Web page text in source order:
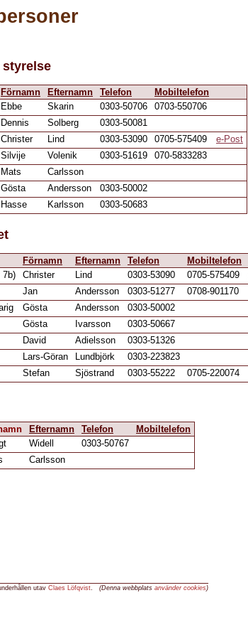
styrelse
Förnamn Efternamn Telefon
Mobiltelefon
Ebbe Skarin 0303-50706
0703-550706
Dennis Solberg
0303-50081
Christer Lind 0303-53090 0705-575409
e-Post
Silvije Volenik 0303-51619
070-5833283
Mats
Carlsson
Gösta Andersson
0303-50002
Hasse Karlsson 0303-50683
Förnamn Efternamn Telefon
Mobiltelefon
7b)
Christer Lind 0303-53090 0705-575409
Jan Andersson 0303-51277
0708-901170
Gösta Andersson
0303-50002
Gösta Ivarsson
0303-50667
David Adielsson
0303-51326
Lars-Göran Lundbjörk
0303-223823
Stefan Sjöstrand 0303-55222 0705-220074
Efternamn Telefon
Mobiltelefon
Widell
0303-50767
Carlsson
utav Claes Löfqvist. (Denna webbplats använder cookies)